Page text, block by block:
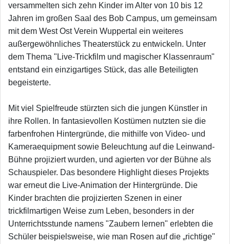
versammelten sich zehn Kinder im Alter von 10 bis 12
Jahren im großen Saal des Bob Campus, um gemeinsam
mit dem West Ost Verein Wuppertal ein weiteres
außergewöhnliches Theaterstück zu entwickeln. Unter
dem Thema "Live-Trickfilm und magischer Klassenraum"
entstand ein einzigartiges Stück, das alle Beteiligten
begeisterte.
Mit viel Spielfreude stürzten sich die jungen Künstler in
ihre Rollen. In fantasievollen Kostümen nutzten sie die
farbenfrohen Hintergründe, die mithilfe von Video- und
Kameraequipment sowie Beleuchtung auf die Leinwand-
Bühne projiziert wurden, und agierten vor der Bühne als
Schauspieler. Das besondere Highlight dieses Projekts
war erneut die Live-Animation der Hintergründe. Die
Kinder brachten die projizierten Szenen in einer
trickfilmartigen Weise zum Leben, besonders in der
Unterrichtsstunde namens "Zaubern lernen" erlebten die
Schüler beispielsweise, wie man Rosen auf die „richtige"